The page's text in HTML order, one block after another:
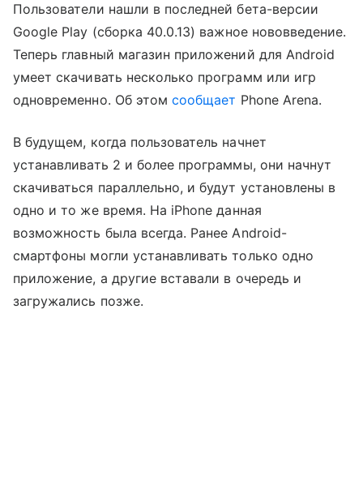
Пользователи нашли в последней бета-версии
Google Play (сборка 40.0.13) важное нововведение.
Теперь главный магазин приложений для Android
умеет скачивать несколько программ или игр
одновременно. Об этомсообщает Phone Arena.
В будущем, когда пользователь начнет
устанавливать 2 и более программы, они начнут
скачиваться параллельно, и будут установлены в
одно и то же время. На iPhone данная
возможность была всегда. Ранее Android-
смартфоны могли устанавливать только одно
приложение, а другие вставали в очередь и
загружались позже.